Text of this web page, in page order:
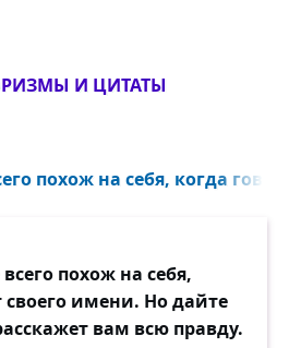
И ЦИТАТЫ
похож на себя, когда
похож на себя,
своего имени. Но дайте
вам всю правду.